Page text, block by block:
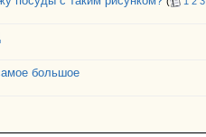
большое